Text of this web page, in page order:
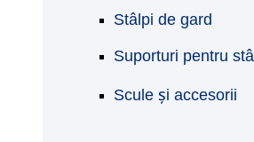
Stâlpi de gard
Suporturi pentru
Scule și accesorii